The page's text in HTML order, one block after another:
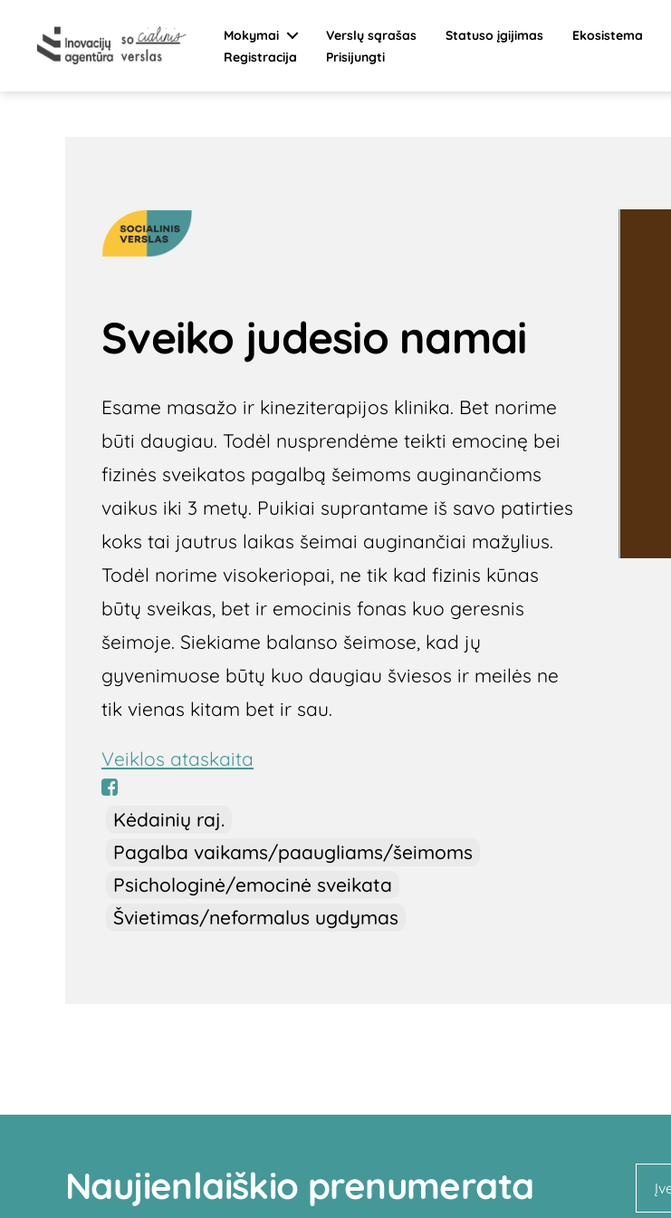
verslas
Mokymai Verslų sąrašas Statuso įgijimas Ekosistema
Registracija
Prisijungti
Kėdainių raj.
Pagalba vaikams/paaugliams/šeimoms
Psichologinė/emocinė sveikata
Švietimas/neformalus ugdymas
Sveiko judesio namai
Esame masažo ir kineziterapijos klinika. Bet norime
būti daugiau. Todėl nusprendėme teikti emocinę bei
fizinės sveikatos pagalbą šeimoms auginančioms
vaikus iki 3 metų. Puikiai suprantame iš savo patirties
koks tai jautrus laikas šeimai auginančiai mažylius.
Todėl norime visokeriopai, ne tik kad fizinis kūnas
būtų sveikas, bet ir emocinis fonas kuo geresnis
šeimoje. Siekiame balanso šeimose, kad jų
gyvenimuose būtų kuo daugiau šviesos ir meilės ne
tik vienas kitam bet ir sau.
Veiklos ataskaita
Naujienlaiškio prenumerata